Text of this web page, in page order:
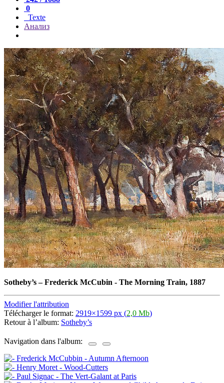
0
Texte
Анализ
Sotheby’s–Frederick McCubin - The Morning Train, 1887
Modifier l'attribution
Télécharger le format: 2919×1599 px (2,0 Mb)
Retour à l’album: Sotheby’s
Navigation dans l'album: